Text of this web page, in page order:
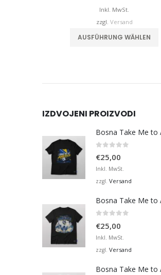
Inkl. MwSt.
zzgl. Versand
AUSFÜHRUNG WÄHLEN
IZDVOJENI PROIZVODI
€25,00
Inkl. MwSt.
zzgl. Versand
€25,00
Inkl. MwSt.
zzgl. Versand